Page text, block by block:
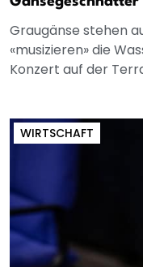
Graugänse stehen
«musizieren» die
Konzert auf der
WIRTSCHAFT